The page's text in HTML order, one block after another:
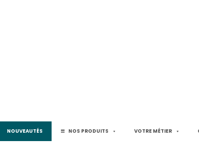
NOUVEAUTÉS NOS PRODUITS VOTRE MÉTIER